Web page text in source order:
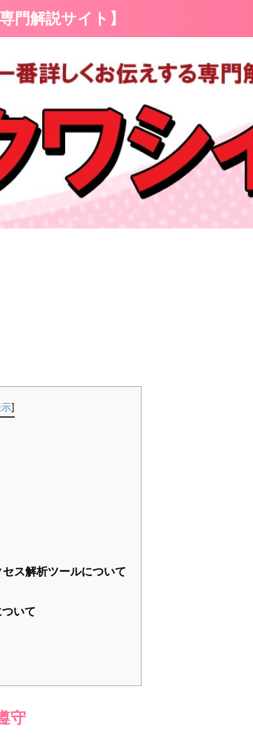
門解説サイト】
]
ス解析ツールについて
いて
守